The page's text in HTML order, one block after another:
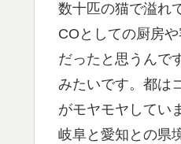
数十匹の猫で溢れ
COとしての厨房
だったと思うんで
みたいです。都は
がモヤモヤしてい
岐阜と愛知との県